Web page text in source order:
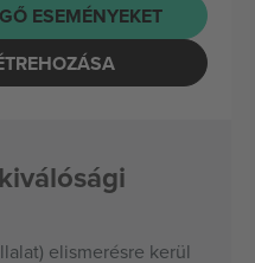
ESEMÉNYEKET
elismerésre kerül